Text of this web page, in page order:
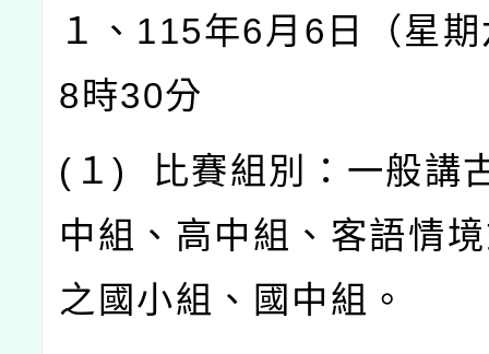
１、 115年6月 6 日（星
8 時30分
( １)
比賽組別：一般講
中組、高中組、客語情
之國小組、國中組。